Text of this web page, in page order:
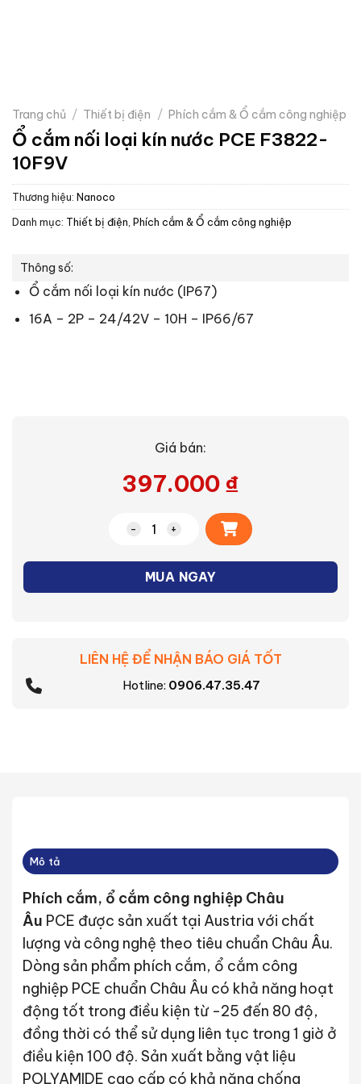
Trang chủ / Thiết bị điện / Phích cắm & Ổ cắm công nghiệp
Ổ cắm nối loại kín nước PCE F3822-
10F9V
Thương hiệu: Nanoco
Danh mục: Thiết bị điện Phích cắm & Ổ cắm công nghiệp
Thông số:
Ổ cắm nối loại kín nước (IP67)
16A – 2P – 24/42V – 10H – IP66/67
Giá bán:
397.000 ₫
Ổ cắm nối loại kín nước PCE F3822-
MUA NGAY
Alternative:
LIÊN HỆ ĐỂ NHẬN BÁO GIÁ TỐT
Hotline: 0906.47.35.47
Mô tả
Phích cắm, ổ cắm công nghiệp Châu
Âu PCE được sản xuất tại Austria với chất
lượng và công nghệ theo tiêu chuẩn Châu Âu.
Dòng sản phẩm phích cắm, ổ cắm công
nghiệp PCE chuẩn Châu Âu có khả năng hoạt
động tốt trong điều kiện từ -25 đến 80 độ,
đồng thời có thể sử dụng liên tục trong 1 giờ ở
điều kiện 100 độ. Sản xuất bằng vật liệu
POLYAMIDE cao cấp có khả năng chống